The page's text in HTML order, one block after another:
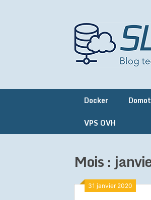
Docker
VPS OVH
Mois :
31 janvier 2020